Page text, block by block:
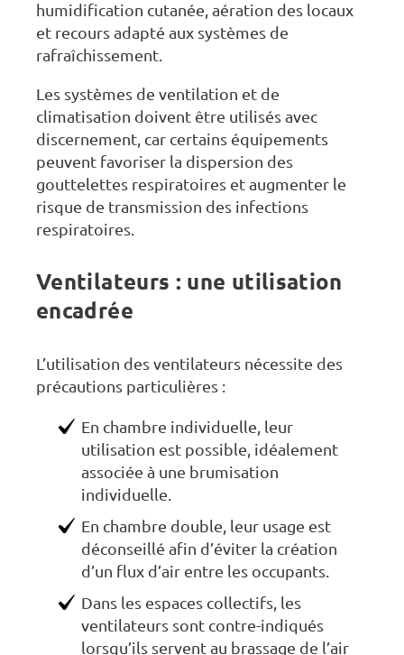
humidification cutanée, aération des locaux
et recours adapté aux systèmes de
rafraîchissement.
Les systèmes de ventilation et de
climatisation doivent être utilisés avec
discernement, car certains équipements
peuvent favoriser la dispersion des
gouttelettes respiratoires et augmenter le
risque de transmission des infections
respiratoires.
Ventilateurs : une utilisation
encadrée
L’utilisation des ventilateurs nécessite des
précautions particulières :
En chambre individuelle, leur
utilisation est possible, idéalement
associée à une brumisation
individuelle.
En chambre double, leur usage est
déconseillé afin d’éviter la création
d’un flux d’air entre les occupants.
Dans les espaces collectifs, les
ventilateurs sont contre-indiqués
lorsqu’ils servent au brassage de l’air